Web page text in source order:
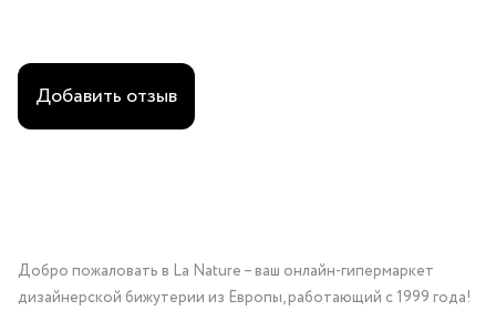
Добавить отзыв
Добро пожаловать в La Nature – ваш онлайн-гипермаркет
дизайнерской бижутерии из Европы, работающий с 1999 года!